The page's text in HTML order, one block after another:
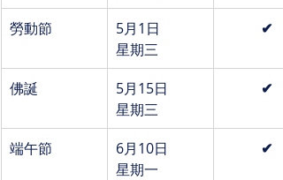
勞動節
5月1日
星期三
✔
佛誕
5月15日
星期三
✔
端午節
6月10日
星期一
✔